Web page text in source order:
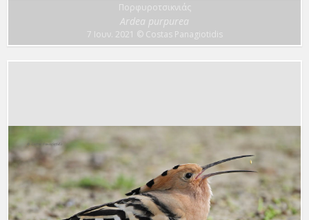
Πορφυροτσικνιάς
Ardea purpurea
7 Ιουν. 2021 © Costas Panagiotidis